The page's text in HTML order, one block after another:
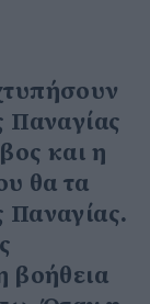
Παναγίας
και η
θα τα
Παναγίας.
βοήθεια